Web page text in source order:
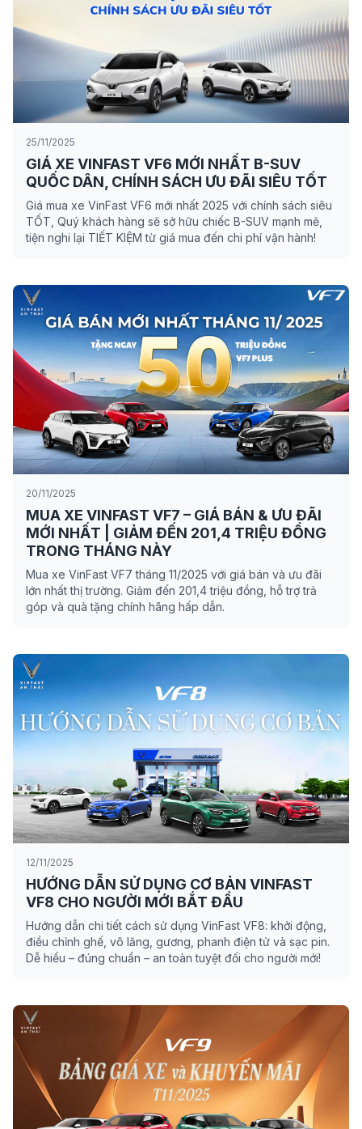
25/11/2025
GIÁ XE VINFAST VF6 MỚI NHẤT B-SUV
QUỐC DÂN, CHÍNH SÁCH ƯU ĐÃI SIÊU TỐT
Giá mua xe VinFast VF6 mới nhất 2025 với chính sách siêu
TỐT, Quý khách hàng sẽ sở hữu chiếc B-SUV mạnh mẽ,
tiện nghi lại TIẾT KIỆM từ giá mua đến chi phí vận hành!
20/11/2025
MUA XE VINFAST VF7 – GIÁ BÁN & ƯU ĐÃI
MỚI NHẤT | GIẢM ĐẾN 201,4 TRIỆU ĐỒNG
TRONG THÁNG NÀY
Mua xe VinFast VF7 tháng 11/2025 với giá bán và ưu đãi
lớn nhất thị trường. Giảm đến 201,4 triệu đồng, hỗ trợ trả
góp và quà tặng chính hãng hấp dẫn.
12/11/2025
HƯỚNG DẪN SỬ DỤNG CƠ BẢN VINFAST
VF8 CHO NGƯỜI MỚI BẮT ĐẦU
Hướng dẫn chi tiết cách sử dụng VinFast VF8: khởi động,
điều chỉnh ghế, vô lăng, gương, phanh điện tử và sạc pin.
Dễ hiểu – đúng chuẩn – an toàn tuyệt đối cho người mới!